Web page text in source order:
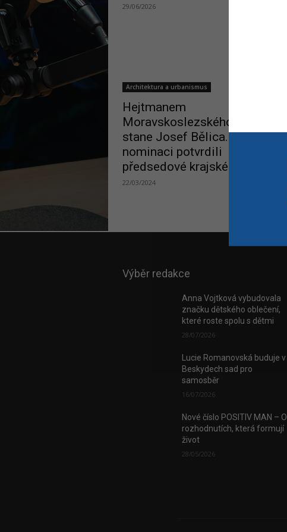
29/06/2026
Architektura a urbanismus
Hejtmanem
Moravskoslezského kraje se
stane Josef Bělica. Jeho
nominaci potvrdili
předsedové krajské koalice
22/03/2024
Výběr redakce
Anna Vojtková vybudovala
značku dětského oblečení,
které roste spolu s dětmi
28/07/2026
Lucie Romanovská buduje v
Beskydech sad pro
samosběr
16/07/2026
Nové číslo POSITIV MAN – O
rozhodnutích, která formují
život
28/05/2026